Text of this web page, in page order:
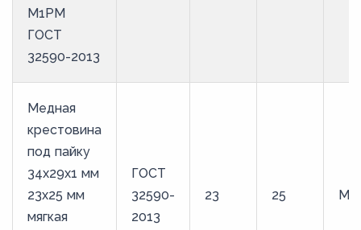
М1РМ
ГОСТ
32590-2013
Медная
крестовина
под пайку
34х29х1 мм
23х25 мм
мягкая
ГОСТ
32590-
2013
23 25